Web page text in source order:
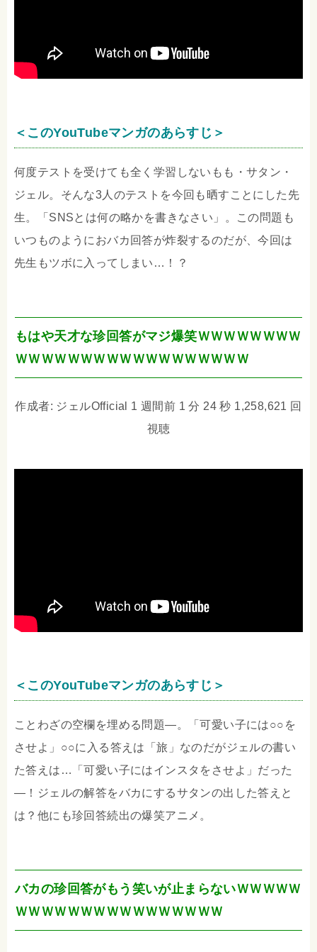
＜このYouTubeマンガのあらすじ＞
何度テストを受けても全く学習しないもも・サタン・
ジェル。そんな3人のテストを今回も晒すことにした先
生。「SNSとは何の略かを書きなさい」。この問題も
いつものようにおバカ回答が炸裂するのだが、今回は
先生もツボに入ってしまい…！？
もはや天才な珍回答がマジ爆笑ＷＷＷＷＷＷＷＷ
ＷＷＷＷＷＷＷＷＷＷＷＷＷＷＷＷＷＷ
作成者: ジェルOfficial 1 週間前 1 分 24 秒 1,258,621 回
視聴
＜このYouTubeマンガのあらすじ＞
ことわざの空欄を埋める問題―。「可愛い子には○○を
させよ」○○に入る答えは「旅」なのだがジェルの書い
た答えは…「可愛い子にはインスタをさせよ」だった
―！ジェルの解答をバカにするサタンの出した答えと
は？他にも珍回答続出の爆笑アニメ。
バカの珍回答がもう笑いが止まらないＷＷＷＷＷ
ＷＷＷＷＷＷＷＷＷＷＷＷＷＷＷＷ